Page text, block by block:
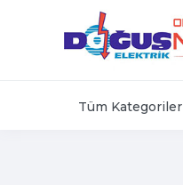
Tüm Kategoriler